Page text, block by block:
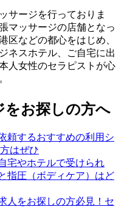
サージを行っておりま
マッサージの店舗となっ
区などの都心をはじめ、
ネスホテル、ご自宅に出
人女性のセラピストが心
をお探しの方へ
頼するおすすめの利用シ
はぜひ
宅やホテルで受けられ
指圧（ボディケア）はど
人をお探しの方必見！セ